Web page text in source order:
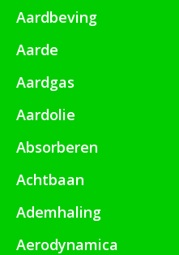
Aardbeving
Aarde
Aardgas
Aardolie
Absorberen
Achtbaan
Ademhaling
Aerodynamica